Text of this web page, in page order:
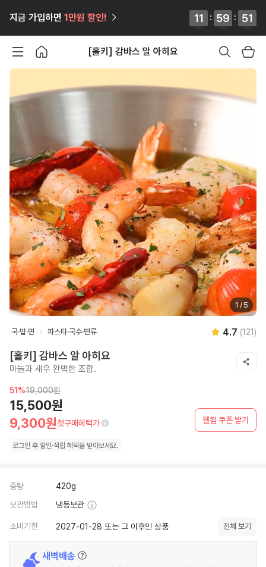
지금 가입하면 1만원 할인! 11
12
11
12 : 59
59
59
59 : 50
51
51
50
[홀키] 감바스 알 아히요
1 / 5
국·밥·면 파스타·국수·면류 4.7 (121)
[홀키] 감바스 알 아히요
마늘과 새우 완벽한 조합.
51 %19,000원
15,500원
9,300원첫구매혜택가 웰컴 쿠폰 받기
로그인 후 할인·적립 혜택을 받아보세요.
중량
420g
보관방법
냉동보관
소비기한 2027-01-28 또는 그 이후인 상품 전체 보기
새벽배송